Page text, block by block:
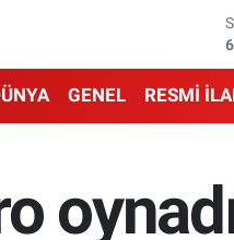
GENEL RESMİ